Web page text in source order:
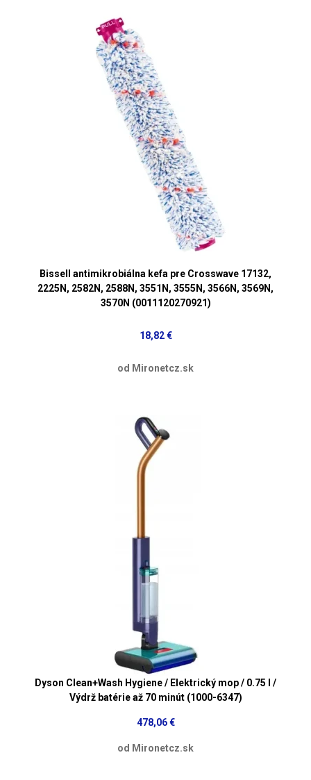
Bissell antimikrobiálna kefa pre Crosswave 17132,
2225N, 2582N, 2588N, 3551N, 3555N, 3566N, 3569N,
3570N (0011120270921)
18,82 €
od Mironetcz.sk
Dyson Clean+Wash Hygiene / Elektrický mop / 0.75 l /
Výdrž batérie až 70 minút (1000-6347)
478,06 €
od Mironetcz.sk